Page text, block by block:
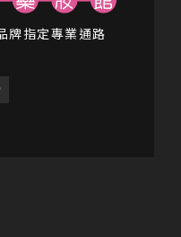
牌指定專業通路